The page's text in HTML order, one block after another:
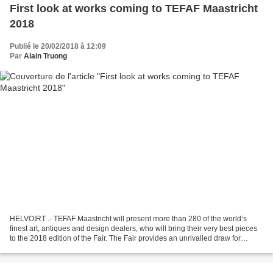
First look at works coming to TEFAF Maastricht
2018
Publié le 20/02/2018 à 12:09
Par Alain Truong
HELVOIRT .- TEFAF Maastricht will present more than 280 of the world’s
finest art, antiques and design dealers, who will bring their very best pieces
to the 2018 edition of the Fair. The Fair provides an unrivalled draw for